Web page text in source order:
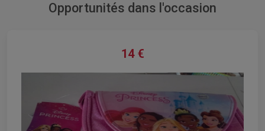
Opportunités dans l'occasion
14€